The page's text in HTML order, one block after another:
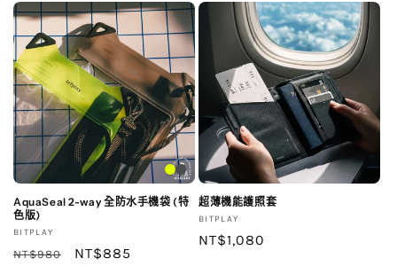
AquaSeal 2-way 全防水手機袋 (特
色版)
廠
商：
BITPLAY
定
NT$980
售
NT$885
超薄機能護照套
廠
商：
BITPLAY
定
NT$1,080